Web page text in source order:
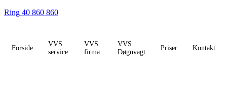
Ring 40 860 860
Forside
VVS
service
VVS
firma
VVS
Døgnvagt
Priser Kontakt